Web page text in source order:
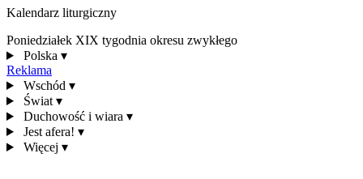
Kalendarz liturgiczny
Poniedziałek XIX tygodnia okresu zwykłego
Polska ▾
Reklama
Wschód ▾
Świat ▾
Duchowość i wiara ▾
Jest afera! ▾
Więcej ▾